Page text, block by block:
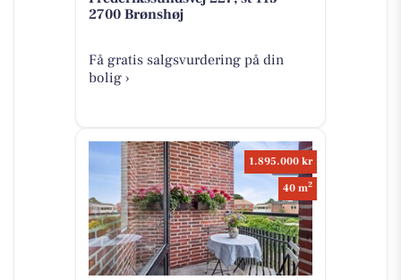
2700 Brønshøj
Få gratis salgsvurdering på din
bolig ›
1.895.000 kr
40 m2